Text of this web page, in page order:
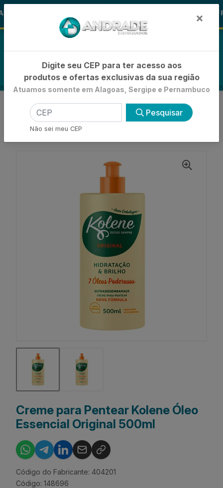
🪞
INÍCIO
CREME DE PENTEAR
CREME DE PENTEAR BASICO
CREME PARA PENTEAR KOLENE ÓLEO ESSENCIAL
Creme para Pentear Kolene Óleo
Essencial Original 500ml
Código do Fabricante: 404201
Código: 148696
×
Digite seu CEP para ter acesso aos
produtos e ofertas exclusivas da sua região
Atuamos somente em Alagoas, Sergipe e Pernambuco
Pesquisar
Não sei meu CEP